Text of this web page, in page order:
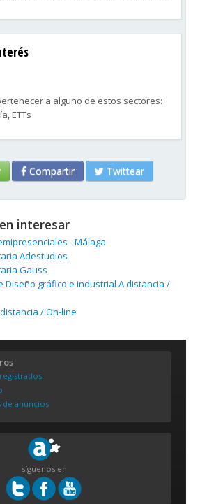
DE CERTIFICACIONES
DE LOS PROCESOS PRODUCTIVOS
DE EQUIPOS - 24h
CALIDAD DE LA INDUSTRIA - 24h
DE INFORMACIÓN GEOGRÁFICA) - 16h
a alguno de estos sectores:
ETTs
en Régimen General de Seguridad
Compartir Twittear
interesar
- Málaga
Adestudios
Gauss
Diseño gráfico e industrial A distancia /
/ On-line
de anuncios
síguenos en